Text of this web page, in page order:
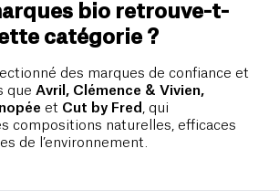
bio retrouve-t-
catégorie ?
des marques de confiance et
que Avril, Clémence & Vivien,
et Cut by Fred
, qui
compositions naturelles, efficaces
de l’environnement.